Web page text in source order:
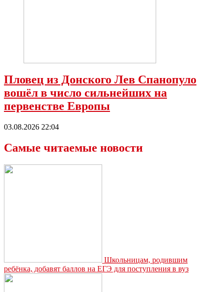
Пловец из Донского Лев Спанопуло
вошёл в число сильнейших на
первенстве Европы
03.08.2026 22:04
Самые читаемые новости
Школьницам, родившим
ребёнка, добавят баллов на ЕГЭ для поступления в вуз